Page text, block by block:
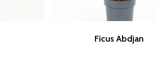
Ficus Abdjan